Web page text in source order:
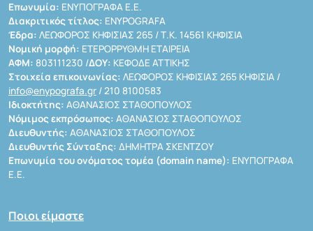
Επωνυμία: ΕΝΥΠΟΓΡΑΦΑ Ε.Ε.
Διακριτικός τίτλος: ENYPOGRAFA
Έδρα: ΛΕΩΦΟΡΟΣ ΚΗΦΙΣΙΑΣ 265 / Τ.Κ. 14561 ΚΗΦΙΣΙΑ
Νομική μορφή: ΕΤΕΡΟΡΡΥΘΜΗ ΕΤΑΙΡΕΙΑ
ΑΦΜ: 803111230 /ΔΟΥ: ΚΕΦΟΔΕ ΑΤΤΙΚΗΣ
Στοιχεία επικοινωνίας: ΛΕΩΦΟΡΟΣ ΚΗΦΙΣΙΑΣ 265 ΚΗΦΙΣΙΑ /
info@enypografa.gr / 210 8100583
Ιδιοκτήτης: ΑΘΑΝΑΣΙΟΣ ΣΤΑΘΟΠΟΥΛΟΣ
Νόμιμος εκπρόσωπος: ΑΘΑΝΑΣΙΟΣ ΣΤΑΘΟΠΟΥΛΟΣ
Διευθυντής: ΑΘΑΝΑΣΙΟΣ ΣΤΑΘΟΠΟΥΛΟΣ
Διευθυντής Σύνταξης: ΔΗΜΗΤΡΑ ΣΚΕΝΤΖΟΥ
Επωνυμία του ονόματος τομέα (domain name): ΕΝΥΠΟΓΡΑΦΑ
Ε.Ε.
Ποιοι είμαστε